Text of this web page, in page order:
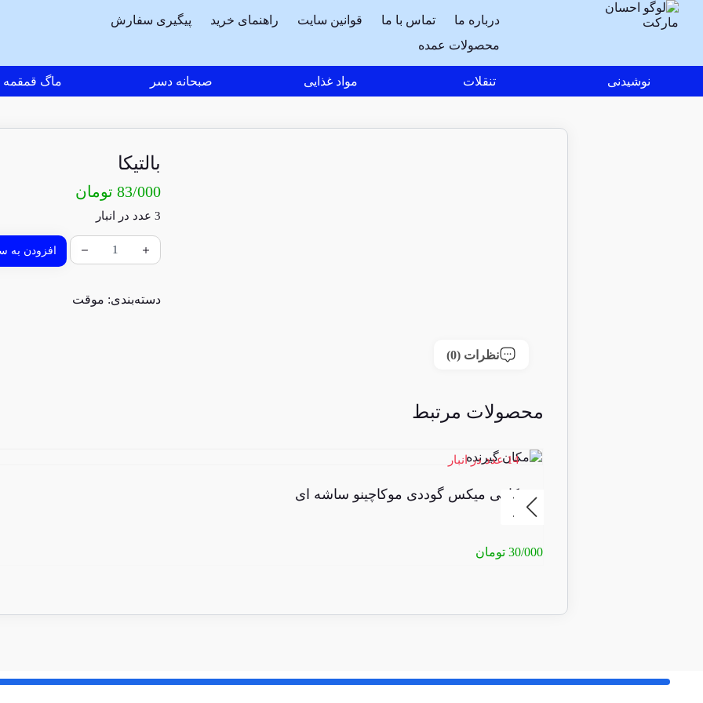
درباره ما تماس با ما قوانین سایت راهنمای خرید
پیگیری سفارش
محصولات عمده
نوشیدنی تنقلات مواد غذایی صبحانه دسر ماگ قمقمه
بالتیکا
83/000 تومان
3 عدد در انبار
افزودن به
دسته‌بندی: موقت
نظرات (0)
محصولات مرتبط
14 عدد در انبار
کافی میکس گوددی موکاچینو ساشه ای
30/000 تومان